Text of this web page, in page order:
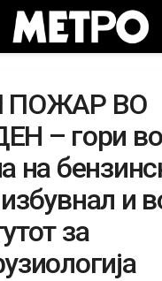
ПОЖАР ВО
– гори во
на
и
за